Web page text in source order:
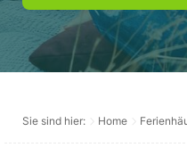
Sie sind hier: Home